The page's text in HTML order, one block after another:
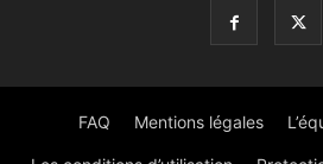
Les conditions d’utilisation
© CopyrightalNas.fr© 2026